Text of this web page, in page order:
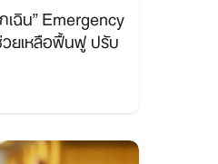
หลือฟื้นฟู ปรับ